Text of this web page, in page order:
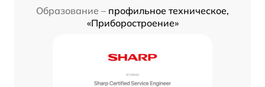
Образование – профильное техническое,
«Приборостроение»